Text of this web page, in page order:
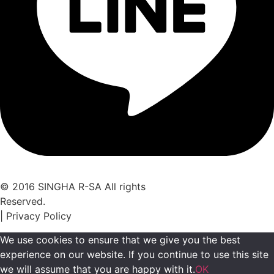
© 2016 SINGHA R-SA All rights
Reserved.
| Privacy Policy
We use cookies to ensure that we give you the best
experience on our website. If you continue to use this site
we will assume that you are happy with it.OK